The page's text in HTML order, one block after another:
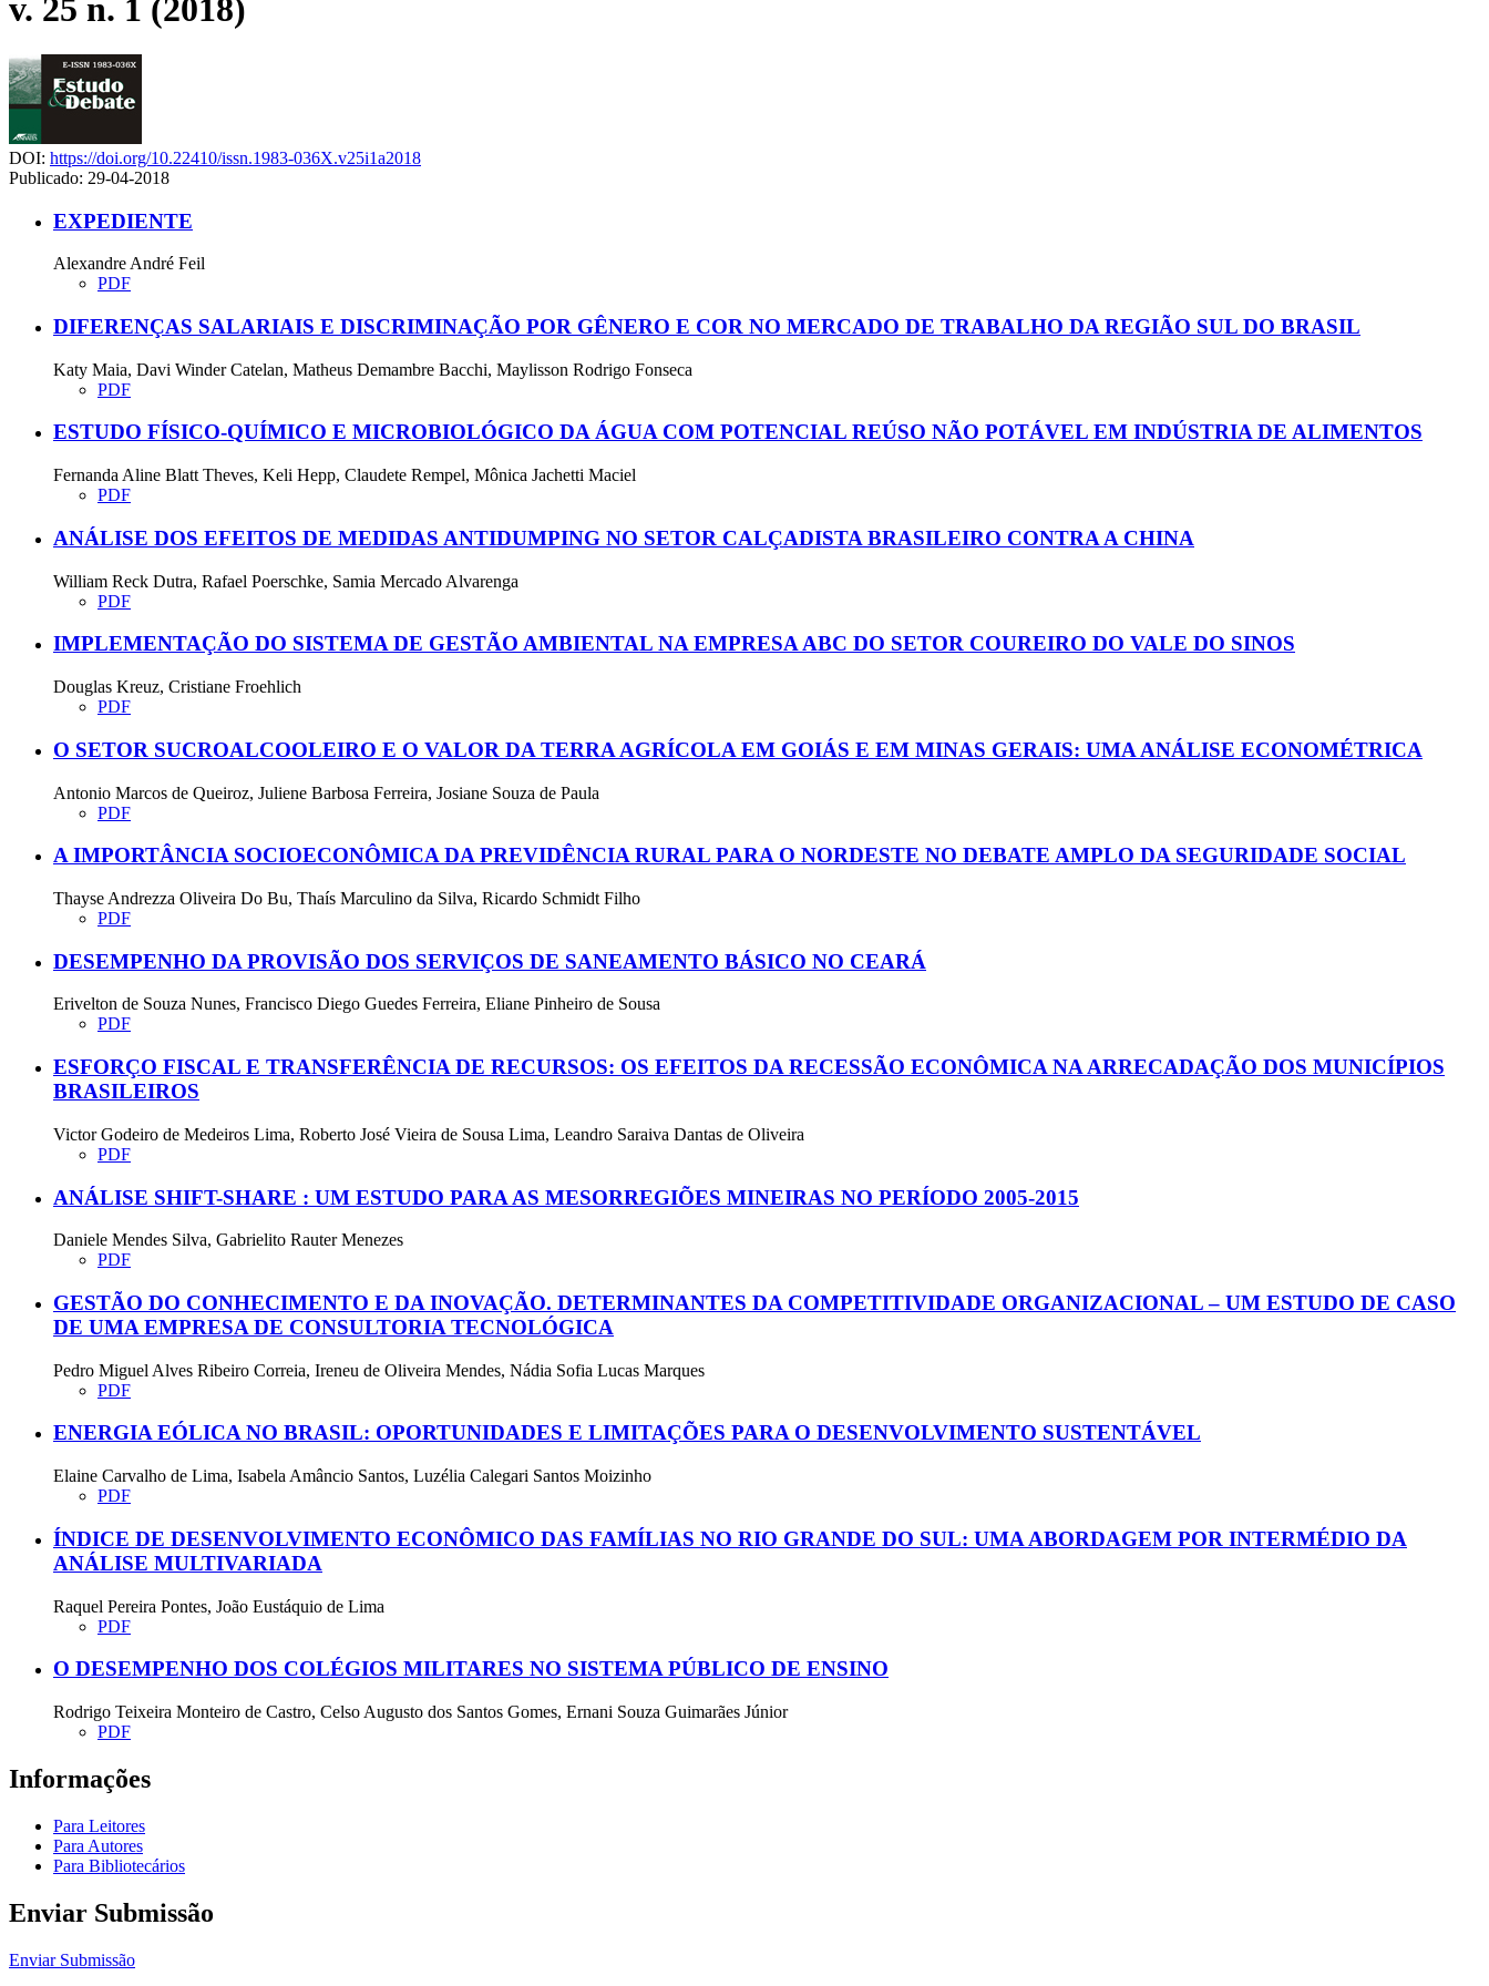
v. 25 n. 1 (2018)
DOI: https://doi.org/10.22410/issn.1983-036X.v25i1a2018
Publicado: 29-04-2018
EXPEDIENTE
Alexandre André Feil
PDF
DIFERENÇAS SALARIAIS E DISCRIMINAÇÃO POR GÊNERO E COR NO MERCADO DE TRABALHO DA REGIÃO SUL DO BRASIL
Katy Maia, Davi Winder Catelan, Matheus Demambre Bacchi, Maylisson Rodrigo Fonseca
PDF
ESTUDO FÍSICO-QUÍMICO E MICROBIOLÓGICO DA ÁGUA COM POTENCIAL REÚSO NÃO POTÁVEL EM INDÚSTRIA DE ALIMENTOS
Fernanda Aline Blatt Theves, Keli Hepp, Claudete Rempel, Mônica Jachetti Maciel
PDF
ANÁLISE DOS EFEITOS DE MEDIDAS ANTIDUMPING NO SETOR CALÇADISTA BRASILEIRO CONTRA A CHINA
William Reck Dutra, Rafael Poerschke, Samia Mercado Alvarenga
PDF
IMPLEMENTAÇÃO DO SISTEMA DE GESTÃO AMBIENTAL NA EMPRESA ABC DO SETOR COUREIRO DO VALE DO SINOS
Douglas Kreuz, Cristiane Froehlich
PDF
O SETOR SUCROALCOOLEIRO E O VALOR DA TERRA AGRÍCOLA EM GOIÁS E EM MINAS GERAIS: UMA ANÁLISE ECONOMÉTRICA
Antonio Marcos de Queiroz, Juliene Barbosa Ferreira, Josiane Souza de Paula
PDF
A IMPORTÂNCIA SOCIOECONÔMICA DA PREVIDÊNCIA RURAL PARA O NORDESTE NO DEBATE AMPLO DA SEGURIDADE SOCIAL
Thayse Andrezza Oliveira Do Bu, Thaís Marculino da Silva, Ricardo Schmidt Filho
PDF
DESEMPENHO DA PROVISÃO DOS SERVIÇOS DE SANEAMENTO BÁSICO NO CEARÁ
Erivelton de Souza Nunes, Francisco Diego Guedes Ferreira, Eliane Pinheiro de Sousa
PDF
ESFORÇO FISCAL E TRANSFERÊNCIA DE RECURSOS: OS EFEITOS DA RECESSÃO ECONÔMICA NA ARRECADAÇÃO DOS MUNICÍPIOS
BRASILEIROS
Victor Godeiro de Medeiros Lima, Roberto José Vieira de Sousa Lima, Leandro Saraiva Dantas de Oliveira
PDF
ANÁLISE SHIFT-SHARE : UM ESTUDO PARA AS MESORREGIÕES MINEIRAS NO PERÍODO 2005-2015
Daniele Mendes Silva, Gabrielito Rauter Menezes
PDF
GESTÃO DO CONHECIMENTO E DA INOVAÇÃO. DETERMINANTES DA COMPETITIVIDADE ORGANIZACIONAL – UM ESTUDO DE CASO
DE UMA EMPRESA DE CONSULTORIA TECNOLÓGICA
Pedro Miguel Alves Ribeiro Correia, Ireneu de Oliveira Mendes, Nádia Sofia Lucas Marques
PDF
ENERGIA EÓLICA NO BRASIL: OPORTUNIDADES E LIMITAÇÕES PARA O DESENVOLVIMENTO SUSTENTÁVEL
Elaine Carvalho de Lima, Isabela Amâncio Santos, Luzélia Calegari Santos Moizinho
PDF
ÍNDICE DE DESENVOLVIMENTO ECONÔMICO DAS FAMÍLIAS NO RIO GRANDE DO SUL: UMA ABORDAGEM POR INTERMÉDIO DA
ANÁLISE MULTIVARIADA
Raquel Pereira Pontes, João Eustáquio de Lima
PDF
O DESEMPENHO DOS COLÉGIOS MILITARES NO SISTEMA PÚBLICO DE ENSINO
Rodrigo Teixeira Monteiro de Castro, Celso Augusto dos Santos Gomes, Ernani Souza Guimarães Júnior
PDF
Informações
Para Leitores
Para Autores
Para Bibliotecários
Enviar Submissão
Enviar Submissão